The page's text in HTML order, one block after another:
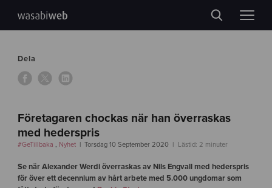
Dela
Företagaren chockas när han överraskas
med hederspris
#GeTillbaka Nyhet Torsdag 10 September 2020 Lästid: 2 minuter
Se när Alexander Werdi överraskas av Nils Engvall med hederspris
för över ett decennium av hårt arbete med 5.000 ungdomar som